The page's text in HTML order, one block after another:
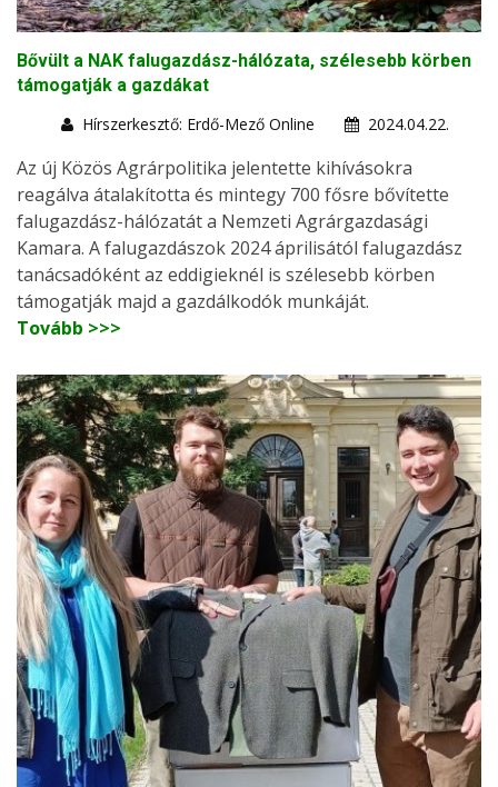
Bővült a NAK falugazdász-hálózata, szélesebb körben
támogatják a gazdákat
Hírszerkesztő: Erdő-Mező Online
2024.04.22.
Az új Közös Agrárpolitika jelentette kihívásokra
reagálva átalakította és mintegy 700 fősre bővítette
falugazdász-hálózatát a Nemzeti Agrárgazdasági
Kamara. A falugazdászok 2024 áprilisától falugazdász
tanácsadóként az eddigieknél is szélesebb körben
támogatják majd a gazdálkodók munkáját.
Tovább >>>